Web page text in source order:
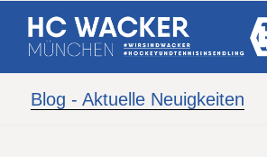
Blog - Aktuelle Neuigkeiten